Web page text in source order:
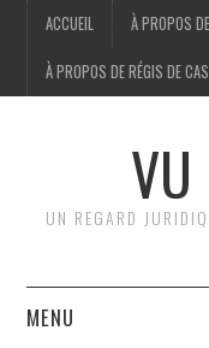
ACCUEIL À PROPOS
À PROPOS DE RÉGIS DE
VU
UN REGARD
MENU